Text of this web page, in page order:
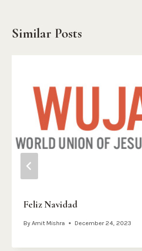
Similar Posts
Feliz Navidad
By Amit Mishra December 24, 2023